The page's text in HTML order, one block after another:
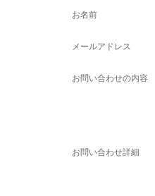
お名前
メールアドレス
お問い合わせの内容
お問い合わせ詳細